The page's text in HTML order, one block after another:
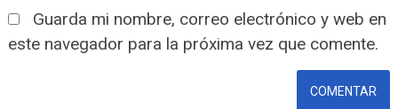
Guarda mi nombre, correo electrónico y web en
este navegador para la próxima vez que comente.